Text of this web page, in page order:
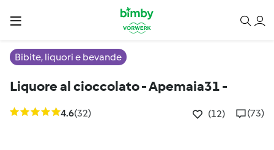
Bibite, liquori e bevande
Liquore al cioccolato - Apemaia31 -
4.6(32) (12) (73)